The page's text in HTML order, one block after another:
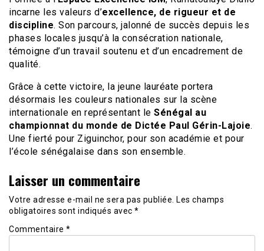
incarne les valeurs d’excellence, de rigueur et de
discipline. Son parcours, jalonné de succès depuis les
phases locales jusqu’à la consécration nationale,
témoigne d’un travail soutenu et d’un encadrement de
qualité.
Grâce à cette victoire, la jeune lauréate portera
désormais les couleurs nationales sur la scène
internationale en représentant le Sénégal au
championnat du monde de Dictée Paul Gérin-Lajoie.
Une fierté pour Ziguinchor, pour son académie et pour
l’école sénégalaise dans son ensemble.
Laisser un commentaire
Votre adresse e-mail ne sera pas publiée. Les champs
obligatoires sont indiqués avec *
Commentaire *